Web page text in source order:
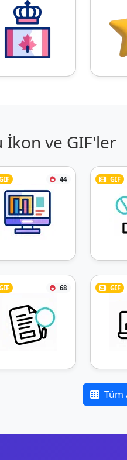
İkon ve GIF'ler
44 GIF
68 GIF
Tüm